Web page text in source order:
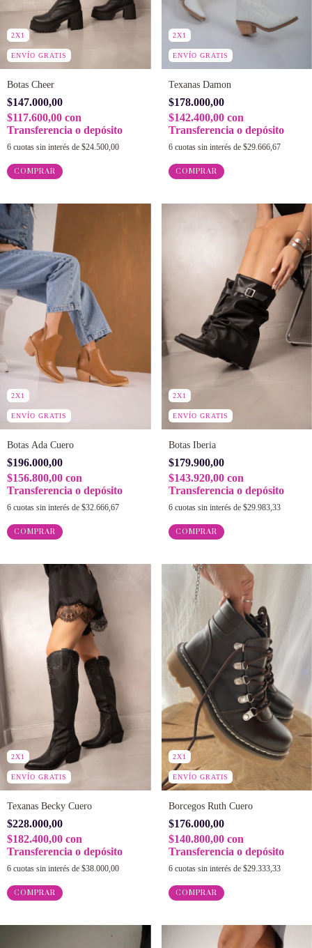
2X1
ENVÍO GRATIS
Botas Cheer
$147.000,00
$117.600,00 con
Transferencia o depósito
6 cuotas sin interés de $24.500,00
COMPRAR
2X1
ENVÍO GRATIS
Texanas Damon
$178.000,00
$142.400,00 con
Transferencia o depósito
6 cuotas sin interés de $29.666,67
COMPRAR
2X1
ENVÍO GRATIS
Botas Ada Cuero
$196.000,00
$156.800,00 con
Transferencia o depósito
6 cuotas sin interés de $32.666,67
COMPRAR
2X1
ENVÍO GRATIS
Botas Iberia
$179.900,00
$143.920,00 con
Transferencia o depósito
6 cuotas sin interés de $29.983,33
COMPRAR
2X1
ENVÍO GRATIS
Texanas Becky Cuero
$228.000,00
$182.400,00 con
Transferencia o depósito
6 cuotas sin interés de $38.000,00
COMPRAR
2X1
ENVÍO GRATIS
Borcegos Ruth Cuero
$176.000,00
$140.800,00 con
Transferencia o depósito
6 cuotas sin interés de $29.333,33
COMPRAR